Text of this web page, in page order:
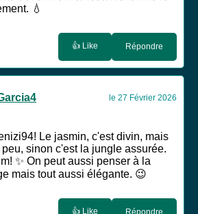
💧
👍 Like Répondre
le 27 Février 2026
Le jasmin, c'est divin, mais
sinon c'est la jungle assurée.
✨ On peut aussi penser à la
mais tout aussi élégante. 😉
👍 Like